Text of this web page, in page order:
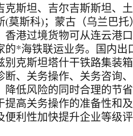
克斯坦、吉尔吉斯斯坦、
(莫斯科)；蒙古（乌兰巴
香港过境货物可从连云港
的*海铁联运业务。国内出
别克斯坦塔什干铁路集装
断、关务操作、关务咨询
降低风险的同时合理的节
提高关务操作的准备性和
便利性加快提升企业等级